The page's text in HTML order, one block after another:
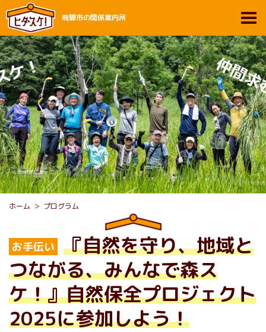
飛騨市の関係案内所
ホーム プログラム
お手伝い
『自然を守り、地域と
つながる、みんなで森ス
ケ！』自然保全プロジェクト
2025に参加しよう！